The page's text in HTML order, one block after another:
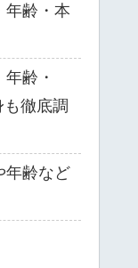
年齢・本
齢・
徹底調
年齢など